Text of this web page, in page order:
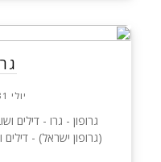
יולי 31, 2018